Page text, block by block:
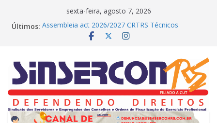
para
sexta-feira, agosto 7, 2026
Últimos: Assembleia act 2026/2027 CRTRS Técnicos
HOJE(22)
Dissídio 2025
PROTESTO JUDICIAL